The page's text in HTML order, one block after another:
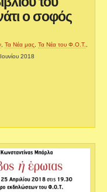
ο σοφός
,Τα Νέα μας,Τα Νέα του Φ.Ο.Τ.,
2018